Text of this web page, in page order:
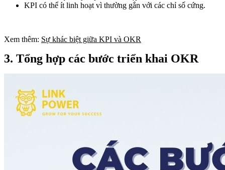
KPI có thể ít linh hoạt vì thường gắn với các chỉ số cứng.
Xem thêm: Sự khác biệt giữa KPI và OKR
3. Tổng hợp các bước triển khai OKR